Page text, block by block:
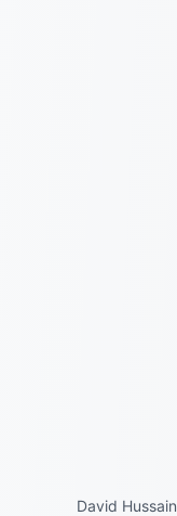
David Hussain